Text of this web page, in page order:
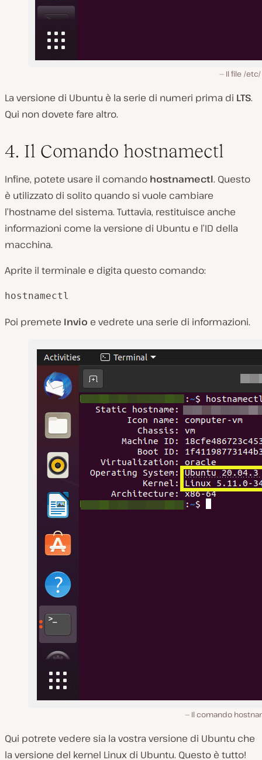
Il file /
La versione di Ubuntu è la serie di numeri prima di LTS.
Qui non dovete fare altro.
4. Il Comando hostnamectl
Infine, potete usare il comando hostnamectl. Questo
è utilizzato di solito quando si vuole cambiare
l’hostname del sistema. Tuttavia, restituisce anche
informazioni come la versione di Ubuntu e l’ID della
macchina.
Aprite il terminale e digita questo comando:
hostnamectl
Poi premete Invio e vedrete una serie di informazioni.
Il comando
Qui potrete vedere sia la vostra versione di Ubuntu che
la versione del kernel Linux di Ubuntu. Questo è tutto!